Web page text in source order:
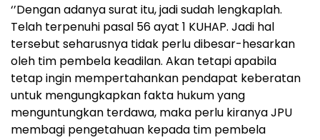
‘’Dengan adanya surat itu, jadi sudah lengkaplah.
Telah terpenuhi pasal 56 ayat 1 KUHAP. Jadi hal
tersebut seharusnya tidak perlu dibesar-hesarkan
oleh tim pembela keadilan. Akan tetapi apabila
tetap ingin mempertahankan pendapat keberatan
untuk mengungkapkan fakta hukum yang
menguntungkan terdawa, maka perlu kiranya JPU
membagi pengetahuan kepada tim pembela